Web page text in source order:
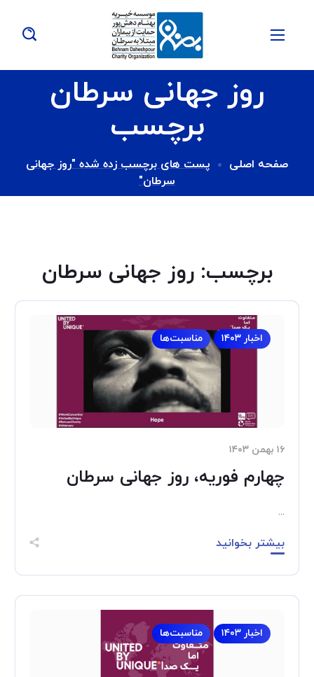
روز جهانی سرطان
برچسب
صفحه اصلی
پست های برچسب زده شده "روز جهانی
سرطان"
برچسب:روز جهانی سرطان
اخبار ۱۴۰۳ مناسبت‌ها
۱۶ بهمن ۱۴۰۳
چهارم فوریه، روز جهانی سرطان
...
بیشتر بخوانید
اخبار ۱۴۰۳ مناسبت‌ها